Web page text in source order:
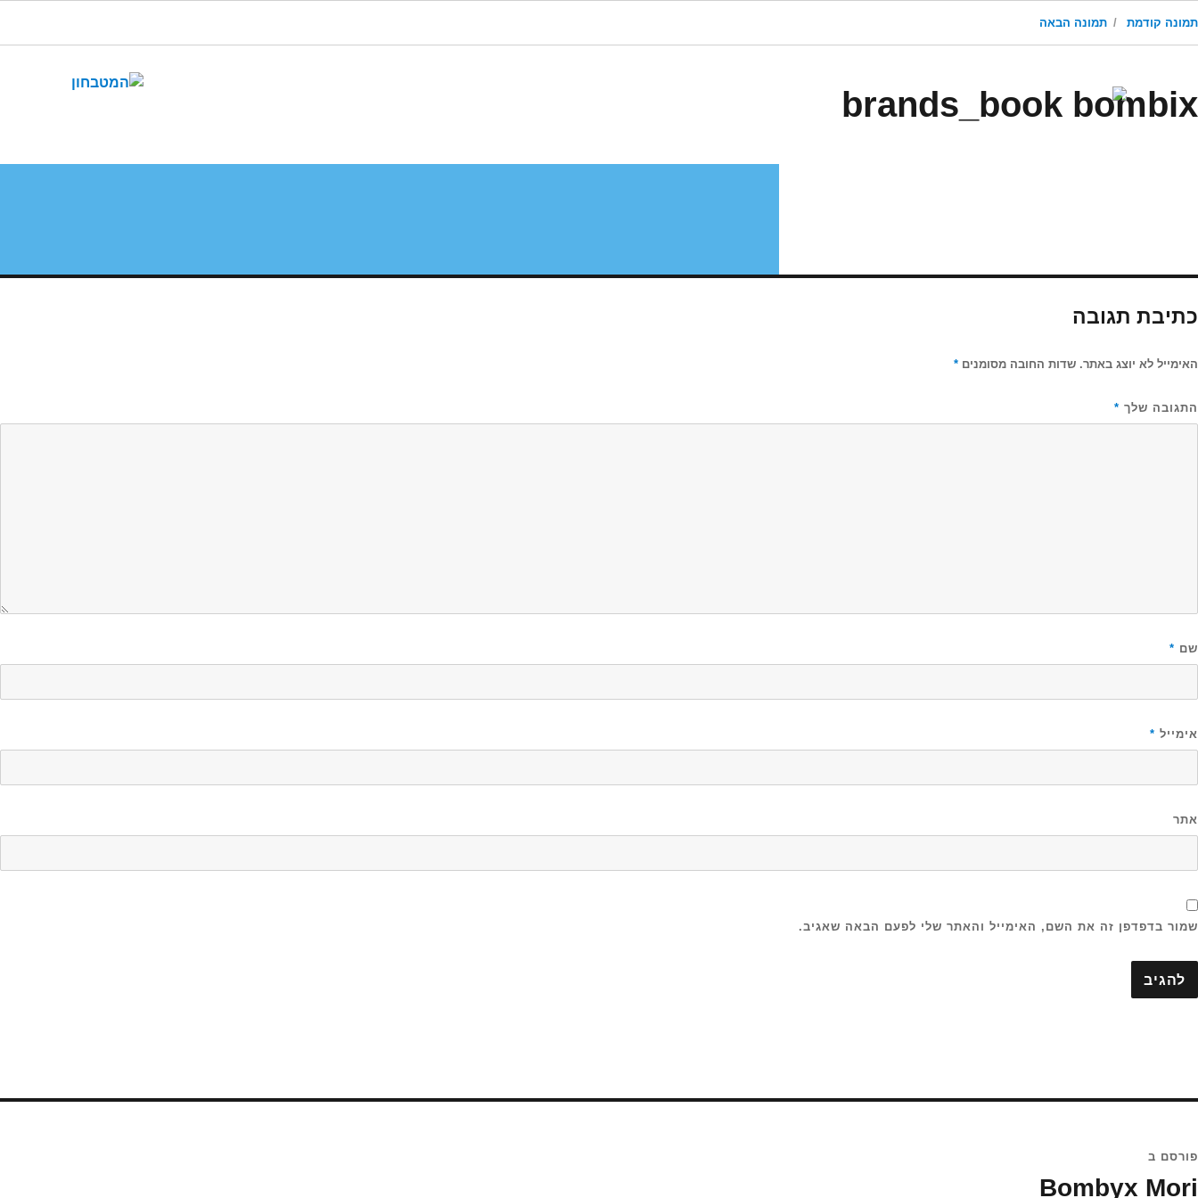
תמונה קודמת תמונה הבאה
brands_book bombix
כתיבת תגובה
האימייל לא יוצג באתר. שדות החובה מסומנים *
התגובה שלך *
שם *
אימייל *
אתר
שמור בדפדפן זה את השם, האימייל והאתר שלי לפעם הבאה שאגיב.
פורסם ב
Bombyx Mori